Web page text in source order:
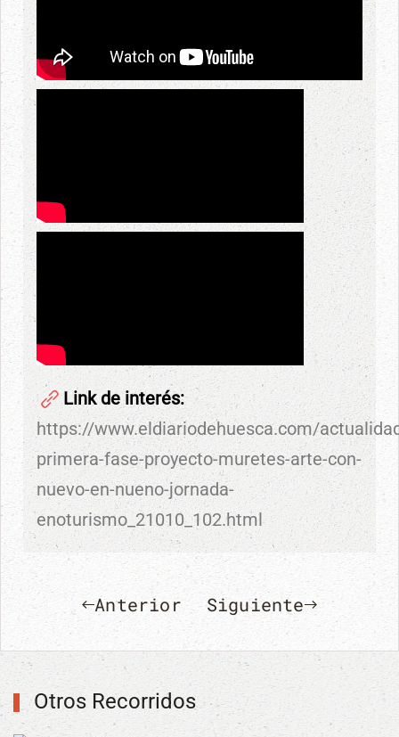
Link de interés:
https://www.eldiariodehuesca.com/
primera-fase-proyecto-muretes-arte-con-
nuevo-en-nueno-jornada-
enoturismo_21010_102.html
Anterior Siguiente
Otros Recorridos